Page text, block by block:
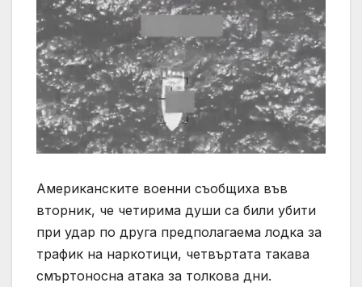
Американските военни съобщиха във
вторник, че четирима души са били убити
при удар по друга предполагаема лодка за
трафик на наркотици, четвъртата такава
смъртоносна атака за толкова дни.